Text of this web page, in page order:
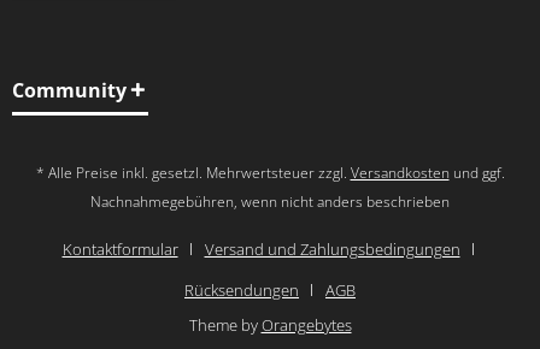
Community
* Alle Preise inkl. gesetzl. Mehrwertsteuer zzgl. Versandkosten und ggf.
Nachnahmegebühren, wenn nicht anders beschrieben
Kontaktformular
Versand und Zahlungsbedingungen
Rücksendungen
AGB
Theme byOrangebytes